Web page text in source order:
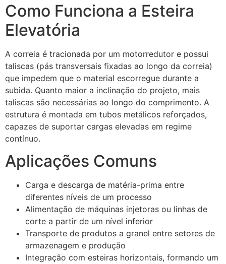
Como Funciona a Esteira
Elevatória
A correia é tracionada por um motorredutor e possui
taliscas (pás transversais fixadas ao longo da correia)
que impedem que o material escorregue durante a
subida. Quanto maior a inclinação do projeto, mais
taliscas são necessárias ao longo do comprimento. A
estrutura é montada em tubos metálicos reforçados,
capazes de suportar cargas elevadas em regime
contínuo.
Aplicações Comuns
Carga e descarga de matéria-prima entre
diferentes níveis de um processo
Alimentação de máquinas injetoras ou linhas de
corte a partir de um nível inferior
Transporte de produtos a granel entre setores de
armazenagem e produção
Integração com esteiras horizontais, formando um